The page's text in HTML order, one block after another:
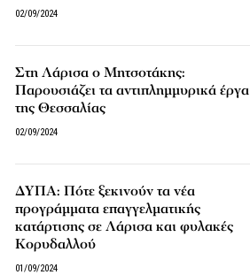
02/09/2024
Στη Λάρισα ο Μητσοτάκης:
Παρουσιάζει τα αντιπλημμυρικά έργα
της Θεσσαλίας
02/09/2024
ΔΥΠΑ: Πότε ξεκινούν τα νέα
προγράμματα επαγγελματικής
κατάρτισης σε Λάρισα και φυλακές
Κορυδαλλού
01/09/2024